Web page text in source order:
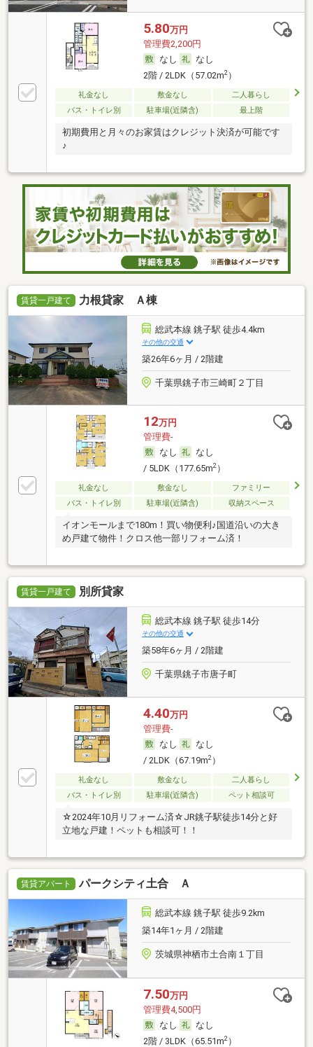
5.80万円
管理費2,200円
なし
なし
2階 / 2LDK（57.02m2）
礼金なし 敷金なし
二人暮らし
バス・トイレ別
駐車場(近隣含) 最上階
初期費用と月々のお家賃はクレジット決済が可能です
♪
賃貸一戸建て 力根貸家 Ａ棟
総武本線 銚子駅 徒歩4.4km
その他の交通
築26年6ヶ月 / 2階建
千葉県銚子市三崎町２丁目
12万円
管理費-
なし
なし
/ 5LDK（177.65m2）
礼金なし 敷金なし
ファミリー
バス・トイレ別
駐車場(近隣含) 収納スペース
イオンモールまで180m！買い物便利♪国道沿いの大き
め戸建て物件！クロス他一部リフォーム済！
賃貸一戸建て 別所貸家
総武本線 銚子駅 徒歩14分
その他の交通
築58年6ヶ月 / 2階建
千葉県銚子市唐子町
4.40万円
管理費-
なし
なし
/ 2LDK（67.19m2）
礼金なし 敷金なし
二人暮らし
バス・トイレ別
駐車場(近隣含) ペット相談可
☆2024年10月リフォーム済☆JR銚子駅徒歩14分と好
立地な戸建！ペットも相談可！！
賃貸アパート パークシティ土合 Ａ
総武本線 銚子駅 徒歩9.2km
築14年1ヶ月 / 2階建
茨城県神栖市土合南１丁目
7.50万円
管理費4,500円
なし
なし
2階 / 3LDK（65.51m2）